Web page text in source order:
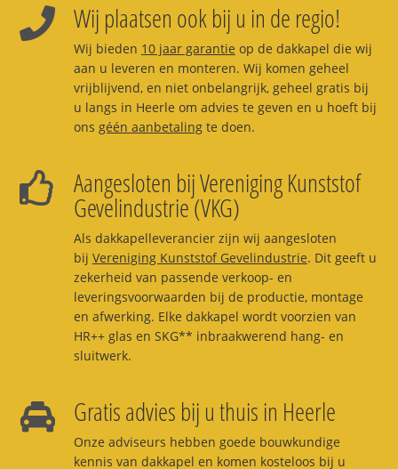
Wij plaatsen ook bij u in de regio!
Wij bieden 10 jaar garantie op de dakkapel die wij
aan u leveren en monteren. Wij komen geheel
vrijblijvend, en niet onbelangrijk, geheel gratis bij
u langs in Heerle om advies te geven en u hoeft bij
ons géén aanbetalingte doen.
Aangesloten bij Vereniging Kunststof
Gevelindustrie (VKG)
Als dakkapelleverancier zijn wij aangesloten
bij Vereniging Kunststof Gevelindustrie. Dit geeft u
zekerheid van passende verkoop- en
leveringsvoorwaarden bij de productie, montage
en afwerking. Elke dakkapel wordt voorzien van
HR++ glas en SKG** inbraakwerend hang- en
sluitwerk.
Gratis advies bij u thuis in Heerle
Onze adviseurs hebben goede bouwkundige
kennis van dakkapel en komen kosteloos bij u